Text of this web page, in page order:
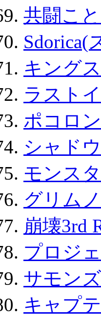
共闘こ
Sdorica(
キング
ラスト
ポコロ
シャド
モンス
グリム
崩壊3rd
プロジ
サモン
キャプ